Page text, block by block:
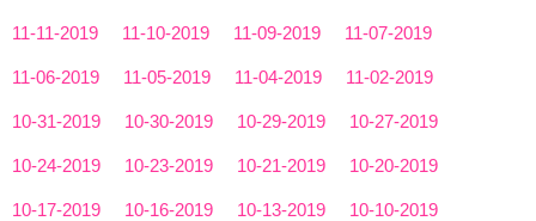
11-11-2019 11-10-2019 11-09-2019 11-07-2019
11-06-2019 11-05-2019 11-04-2019 11-02-2019
10-31-2019 10-30-2019 10-29-2019 10-27-2019
10-24-2019 10-23-2019 10-21-2019 10-20-2019
10-17-2019 10-16-2019 10-13-2019 10-10-2019